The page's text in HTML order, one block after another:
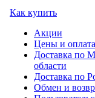
Как купить
Акции
Цены и оплата
Доставка по
области
Доставка по
Обмен и